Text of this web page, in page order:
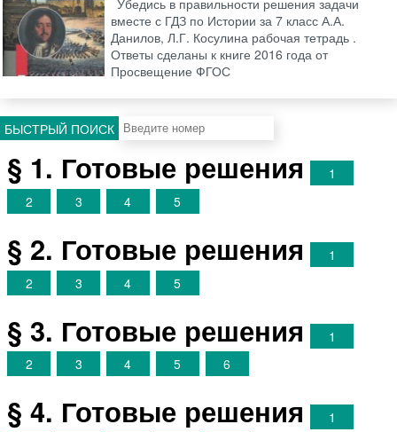
Убедись в правильности решения задачи
вместе с ГДЗ по Истории за 7 класс А.А.
Данилов, Л.Г. Косулина рабочая тетрадь .
Ответы сделаны к книге 2016 года от
Просвещение ФГОС
БЫСТРЫЙ ПОИСК
§ 1. Готовые решения
1
2
3 4 5
§ 2. Готовые решения
1
2
3 4 5
§ 3. Готовые решения
1
2
3 4 5 6
§ 4. Готовые решения
1